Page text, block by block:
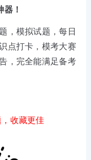
！
，模拟试题，每日
点打卡，模考大赛
，完全能满足备考
收藏更佳